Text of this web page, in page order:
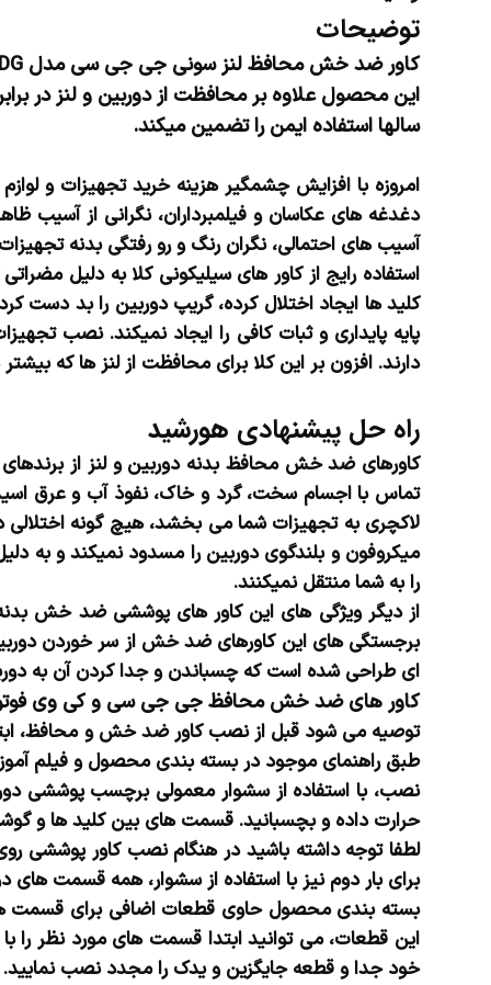
توضیحات
کاور ضد خش محافظ لنز سونی جی جی سی مدل SS-S16502 MDG
این محصول علاوه بر محافظت از دوربین و لنز در
سالها استفاده ایمن را تضمین میکند.
امروزه با افزایش چشمگیر هزینه خرید تجهیزات و
دغدغه های عکاسان و فیلمبرداران، نگرانی از آسیب
آسیب های احتمالی، نگران رنگ و رو رفتگی بدنه
استفاده رایج از کاور های سیلیکونی کلا به دلیل
کلید ها ایجاد اختلال کرده، گریپ دوربین را بد دست
پایه پایداری و ثبات کافی را ایجاد نمیکند. نصب
دارند. افزون بر این کلا برای محافظت از لنز ها که
راه حل پیشنهادی هورشید
کاورهای ضد خش محافظ بدنه دوربین و لنز از
تماس با اجسام سخت، گرد و خاک، نفوذ آب و عرق
لاکچری به تجهیزات شما می بخشد، هیچ گونه اختلالی
میکروفون و بلندگوی دوربین را مسدود نمیکند و به
را به شما منتقل نمیکنند.
از دیگر ویژگی های این کاور های پوششی ضد خش
برجستگی های این کاورهای ضد خش از سر خوردن
ای طراحی شده است که چسباندن و جدا کردن آن به
کاور های ضد خش محافظ جی جی سی و کی وی فوتو ساخته شده از الیاف کربن آلمانی و 100 درصد
توصیه می شود قبل از نصب کاور ضد خش و محافظ،
طبق راهنمای موجود در بسته بندی محصول و فیلم
نصب، با استفاده از سشوار معمولی برچسب پوششی
حرارت داده و بچسبانید. قسمت های بین کلید ها و
لطفا توجه داشته باشید در هنگام نصب کاور پوششی
برای بار دوم نیز با استفاده از سشوار، همه قسمت
بسته بندی محصول حاوی قطعات اضافی برای قسمت
این قطعات، می توانید ابتدا قسمت های مورد نظر را
خود جدا و قطعه جایگزین و یدک را مجدد نصب نمایید.